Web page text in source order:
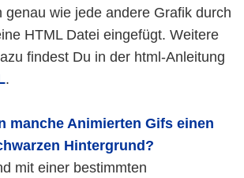
genau wie jede andere Grafik durch
HTML Datei eingefügt. Weitere
findest Du in der html-Anleitung
.
manche Animierten Gifs einen
Hintergrund?
mit einer bestimmten